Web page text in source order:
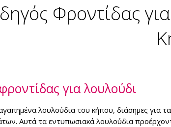
Φροντίδας
για λουλούδι
λουλούδια του κήπου, διάσημες για
Αυτά τα εντυπωσιακά λουλούδια